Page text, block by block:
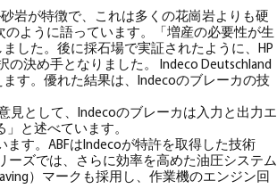
岩が特徴で、これは多くの花崗岩よりも硬
のように語っています。「増産の必要性が生
ました。後に採石場で実証されたように、HP
決め手となりました。 Indeco Deutschland
す。優れた結果は、Indecoのブレーカの技
見として、Indecoのブレーカは入力と出力エ
と述べています。
ます。ABFはIndecoが特許を取得した技術
ーズでは、さらに効率を高めた油圧システム
）マークも採用し、作業機のエンジン回